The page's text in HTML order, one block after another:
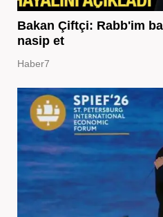
Bakan Çiftçi: Rabb'im
nasip et
Haber7